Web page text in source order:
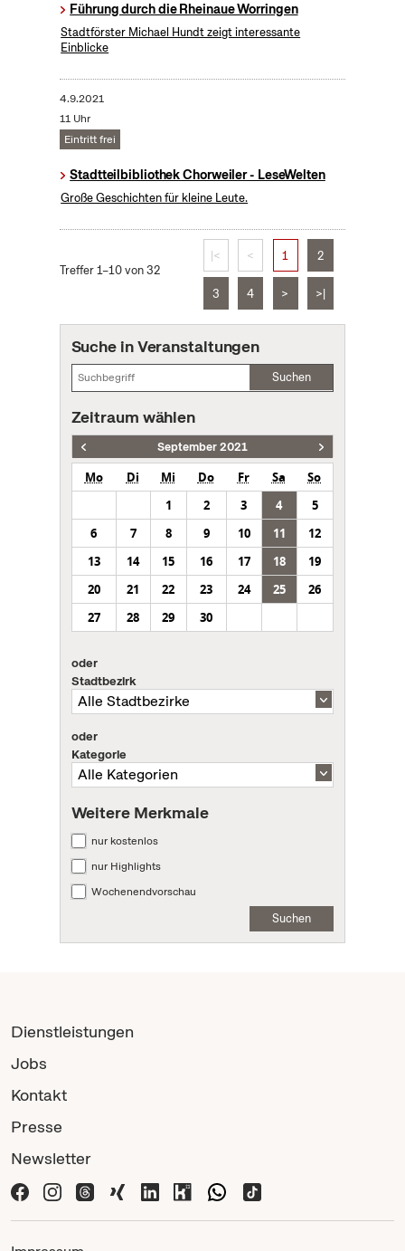
Führung durch die Rheinaue Worringen
Stadtförster Michael Hundt zeigt interessante
Einblicke
4.9.2021
11 Uhr
Eintritt frei
Stadtteilbibliothek Chorweiler - LeseWelten
Große Geschichten für kleine Leute.
Treffer 1–10 von 32
|< < 1 2
3 4 > >|
Suche in Veranstaltungen
Suchen
Zeitraum wählen
September 2021
Mo Di Mi Do Fr Sa
So
1
2 3 4
5
6
7 8 9 10 11
12
13
14 15 16 17 18
19
20
21 22 23 24 25
26
27
28 29 30
oder
Stadtbezirk
oder
Kategorie
Weitere Merkmale
nur kostenlos
nur Highlights
Wochenendvorschau
Suchen
Dienstleistungen
Jobs
Kontakt
Presse
Newsletter